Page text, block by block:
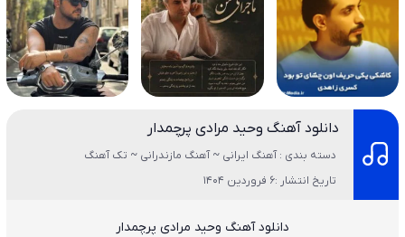
دانلود آهنگ وحید مرادی پرچمدار
دسته بندی : آهنگ ایرانی ~ آهنگ مازندرانی ~ تک آهنگ
تاریخ انتشار :6 فروردین 1404
دانلود آهنگ وحید مرادی پرچمدار